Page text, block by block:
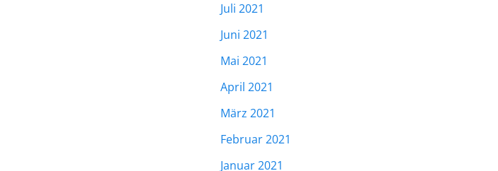
Juli 2021
Juni 2021
Mai 2021
April 2021
März 2021
Februar 2021
Januar 2021